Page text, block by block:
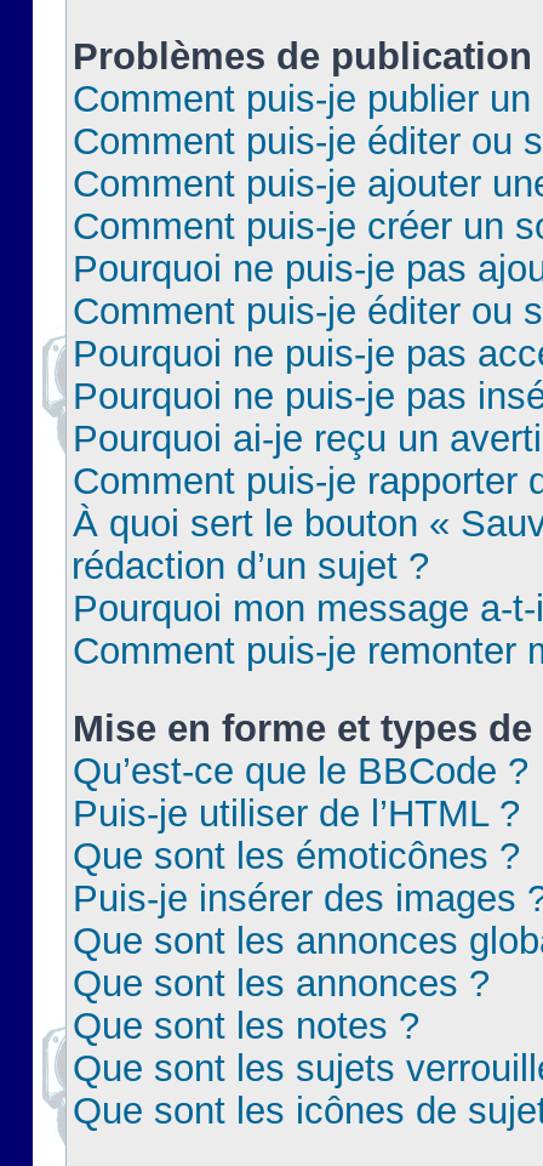
Problèmes de publication
Comment puis-je publier
Comment puis-je éditer ou
Comment puis-je ajouter
Comment puis-je créer un
Pourquoi ne puis-je pas
Comment puis-je éditer ou
Pourquoi ne puis-je pas
Pourquoi ne puis-je pas
Pourquoi ai-je reçu un
Comment puis-je rapporter
À quoi sert le bouton «
rédaction d’un sujet ?
Pourquoi mon message a-
Comment puis-je remonter
Mise en forme et types
Qu’est-ce que le BBCode ?
Puis-je utiliser de l’HTML ?
Que sont les émoticônes ?
Puis-je insérer des images
Que sont les annonces
Que sont les annonces ?
Que sont les notes ?
Que sont les sujets
Que sont les icônes de